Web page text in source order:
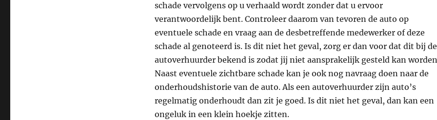
schade vervolgens op u verhaald wordt zonder dat u ervoor
verantwoordelijk bent. Controleer daarom van tevoren de auto op
eventuele schade en vraag aan de desbetreffende medewerker of deze
schade al genoteerd is. Is dit niet het geval, zorg er dan voor dat dit bij de
autoverhuurder bekend is zodat jij niet aansprakelijk gesteld kan
Naast eventuele zichtbare schade kan je ook nog navraag doen naar de
onderhoudshistorie van de auto. Als een autoverhuurder zijn auto’s
regelmatig onderhoudt dan zit je goed. Is dit niet het geval, dan kan een
ongeluk in een klein hoekje zitten.